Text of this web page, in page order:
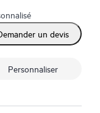
un devis
Personnaliser